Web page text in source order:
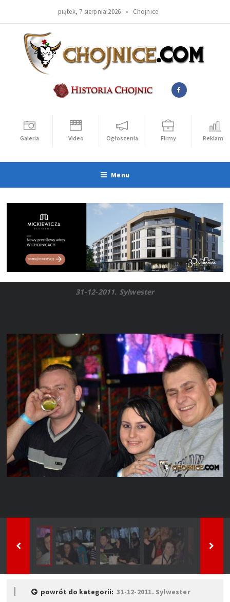
piątek, 7 sierpnia 2026 • Chojnice
Galeria Video Ogłoszenia Firmy Reklama
Menu
31-12-2011. Sylwester
powrót do kategorii:31-12-2011. Sylwester